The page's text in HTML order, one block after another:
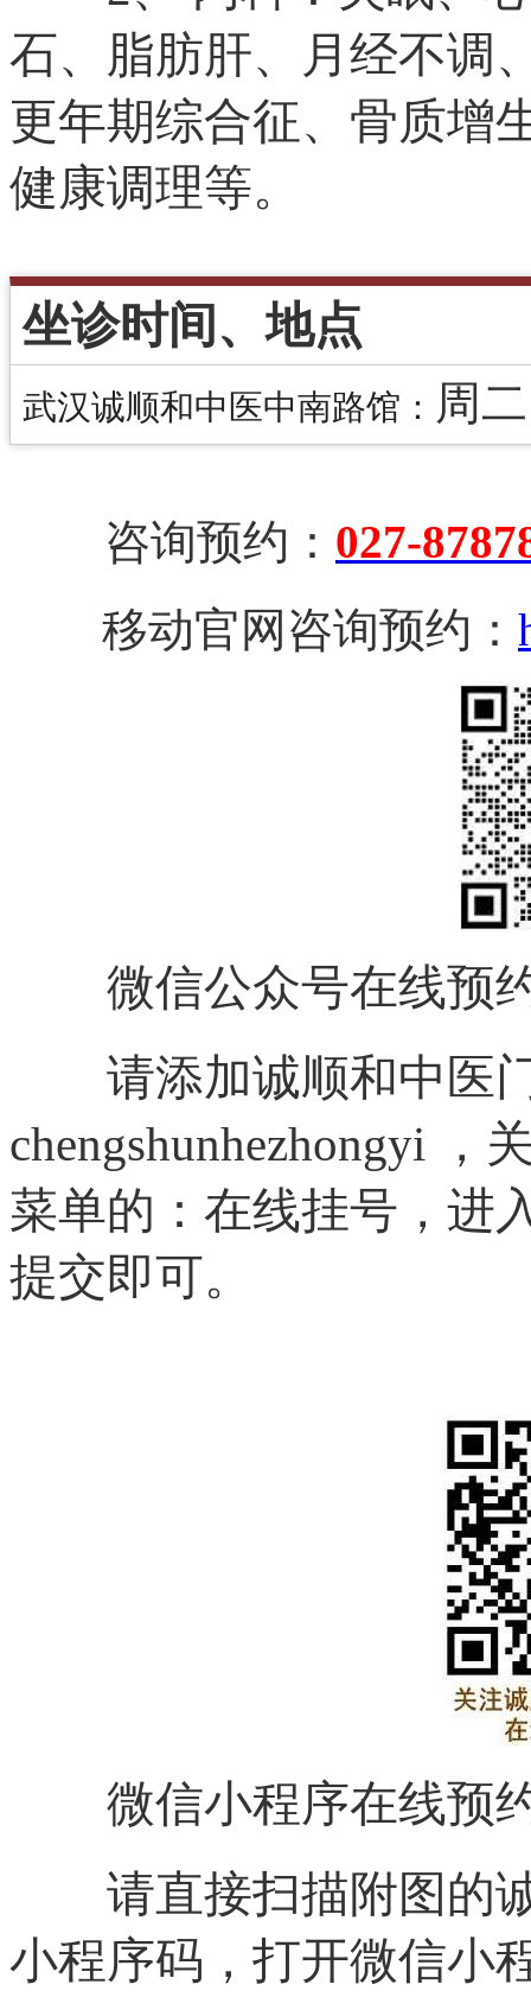
石、脂肪肝、月经不调
更年期综合征、骨质增
健康调理等。
坐诊时间、地点
武汉诚顺和中医中南路馆： 周
咨询预约： 027-
移动官网咨询预约：
微信公众号在线预
请添加诚顺和中医门
chengshunhezhongyi
菜单的：在线挂号，进
提交即可。
微信小程序在线预
请直接扫描附图的诚
小程序码，打开微信小